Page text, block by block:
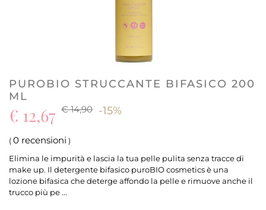
PUROBIO STRUCCANTE BIFASICO 200
ML
€ 14,90 -15%
€ 12,67
( 0 recensioni )
Elimina le impurità e lascia la tua pelle pulita senza tracce di
make up. Il detergente bifasico puroBIO cosmetics è una
lozione bifasica che deterge affondo la pelle e rimuove anche il
trucco più pe ...